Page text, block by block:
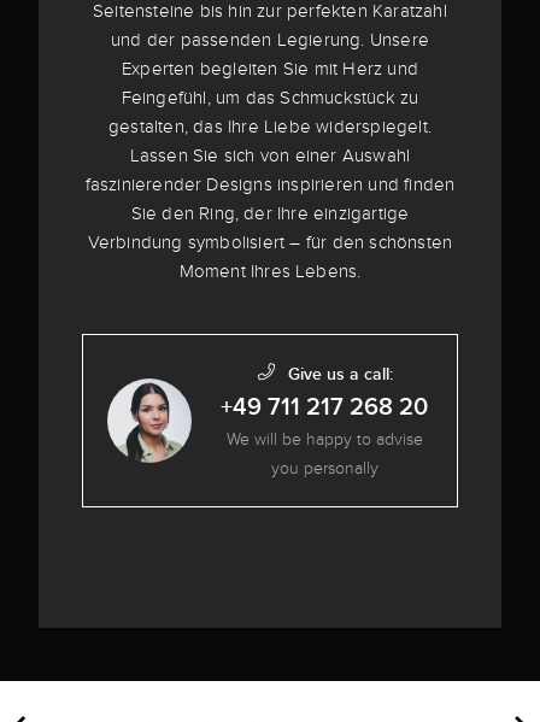
Seitensteine bis hin zur perfekten Karatzahl
und der passenden Legierung. Unsere
Experten begleiten Sie mit Herz und
Feingefühl, um das Schmuckstück zu
gestalten, das Ihre Liebe widerspiegelt.
Lassen Sie sich von einer Auswahl
faszinierender Designs inspirieren und finden
Sie den Ring, der Ihre einzigartige
Verbindung symbolisiert – für den schönsten
Moment Ihres Lebens.
Give us a call:
+49 711 217 268 20
We will be happy to advise
you personally